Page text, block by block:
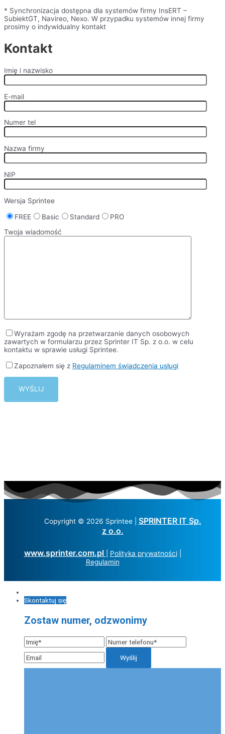
* Synchronizacja dostępna dla systemów firmy InsERT –
SubiektGT, Navireo, Nexo. W przypadku systemów innej firmy
prosimy o indywidualny kontakt
Kontakt
Imię i nazwisko
E-mail
Numer tel
Nazwa firmy
NIP
Wersja Sprintee
FREE Basic Standard
PRO
Twoja wiadomość
Wyrażam zgodę na przetwarzanie danych osobowych
zawartych w formularzu przez Sprinter IT Sp. z o.o. w celu
kontaktu w sprawie usługi Sprintee.
Zapoznałem się z Regulaminem świadczenia usługi
Copyright © 2026 Sprintee | SPRINTER IT Sp.
z o.o.
www.sprinter.com.pl Polityka prywatności|
Regulamin
Skontaktuj się
Zostaw numer, odzwonimy